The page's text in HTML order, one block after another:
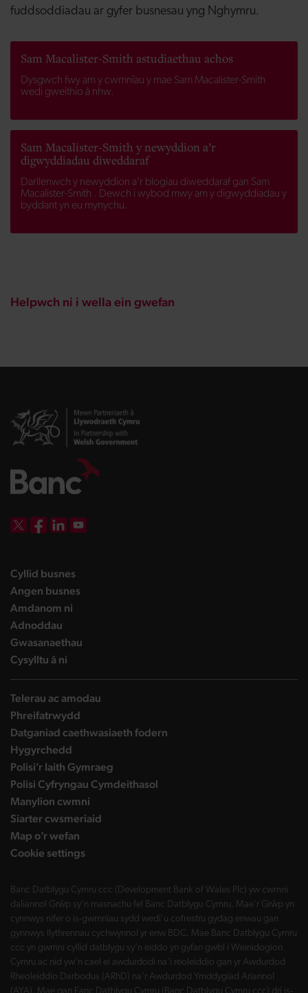
fuddsoddiadau ar gyfer busnesau yng Nghymru.
Sam Macalister-Smith astudiaethau achos
Dysgwch fwy am y cwmnïau y mae Sam Macalister-Smith
wedi gweithio â nhw.
Sam Macalister-Smith y newyddion a’r
digwyddiadau diweddaraf
Darllenwch y newyddion a'r blogiau diweddaraf gan Sam
Macalister-Smith . Dewch i wybod mwy am y digwyddiadau y
byddant yn eu mynychu.
Helpwch ni i wella ein gwefan
Cyllid busneslanding page
Angen busneslanding page
Amdanom ni
Adnoddau
Gwasanaethau
Cysylltu â ni
Telerau ac amodau
Phreifatrwydd
Datganiad caethwasiaeth fodern
Hygyrchedd
Polisi’r Iaith Gymraeg
Polisi Cyfryngau Cymdeithasol
Manylion cwmni
Siarter cwsmeriaid
Map o’r wefan
Cookie settings
Banc Datblygu Cymru ccc (Development Bank of Wales Plc) yw cwmni
daliannol Grŵp sy'n masnachu fel Banc Datblygu Cymru. Mae'r Grŵp yn
cynnwys nifer o is-gwmnïau sydd wedi'u cofrestru gydag enwau gan
gynnwys llythrennau cychwynnol yr enw BDC. Mae Banc Datblygu Cymru
ccc yn gwmni cyllid datblygu sy'n eiddo yn gyfan gwbl i Weinidogion
Cymru ac nid yw'n cael ei awdurdodi na'i reoleiddio gan yr Awdurdod
Rheoleiddio Darbodus (ARhD) na'r Awdurdod Ymddygiad Ariannol